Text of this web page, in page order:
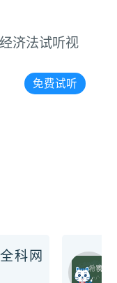
济法试听视
免费试听
科网